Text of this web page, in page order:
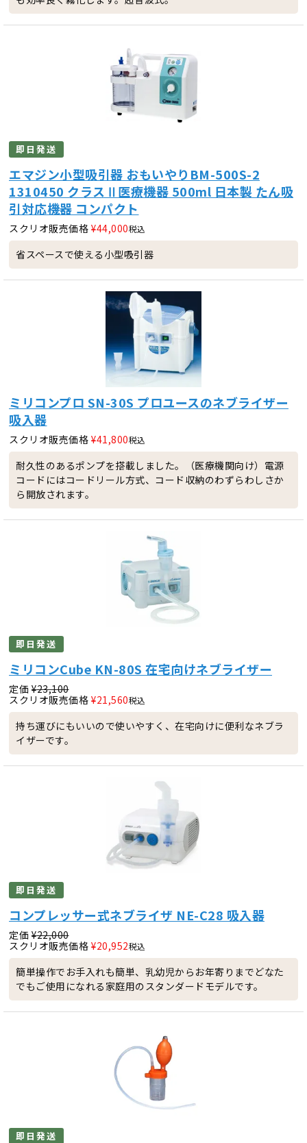
即日発送
エマジン小型吸引器 おもいやりBM-500S-2
1310450 クラスⅡ医療機器 500ml 日本製 たん吸
引対応機器 コンパクト
スクリオ販売価格 ¥44,000税込
省スペースで使える小型吸引器
ミリコンプロ SN-30S プロユースのネブライザー
吸入器
スクリオ販売価格 ¥41,800税込
耐久性のあるポンプを搭載しました。（医療機関向け）電源
コードにはコードリール方式、コード収納のわずらわしさか
ら開放されます。
即日発送
ミリコンCube KN-80S 在宅向けネブライザー
定価 ¥23,100
スクリオ販売価格 ¥21,560税込
持ち運びにもいいので使いやすく、在宅向けに便利なネブラ
イザーです。
即日発送
コンプレッサー式ネブライザ NE-C28 吸入器
定価 ¥22,000
スクリオ販売価格 ¥20,952税込
簡単操作でお手入れも簡単、乳幼児からお年寄りまでどなた
でもご使用になれる家庭用のスタンダードモデルです。
即日発送